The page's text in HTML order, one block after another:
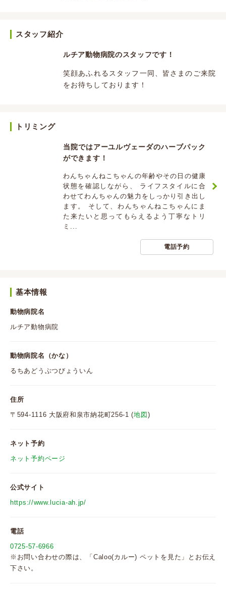
スタッフ紹介
ルチア動物病院のスタッフです！
笑顔あふれるスタッフ一同、皆さまのご来院
をお待ちしております！
トリミング
当院ではアーユルヴェーダのハーブパック
ができます！
わんちゃんねこちゃんの年齢やその日の健康
状態を確認しながら、 ライフスタイルに合
わせてわんちゃんの魅力をしっかり引き出し
ます。 そして、わんちゃんねこちゃんにま
た来たいと思ってもらえるよう丁寧なトリ
ミ...
電話予約
基本情報
動物病院名
ルチア動物病院
動物病院名（かな）
るちあどうぶつびょういん
住所
〒594-1116 大阪府和泉市納花町256-1 (地図)
ネット予約
ネット予約ページ
公式サイト
https://www.lucia-ah.jp/
電話
0725-57-6966
※お問い合わせの際は、「Caloo(カルー) ペットを見た」とお伝え
下さい。